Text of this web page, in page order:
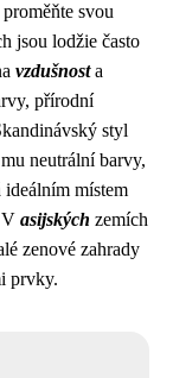
svou
jsou lodžie často
vzdušnosta
přírodní
styl
neutrální barvy,
ideálním místem
V asijských zemích
zenové zahrady
prvky.